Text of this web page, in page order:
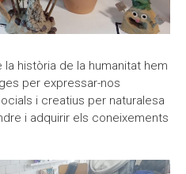
història de la humanitat hem
per expressar-nos
i creatius per naturalesa
i adquirir els coneixements